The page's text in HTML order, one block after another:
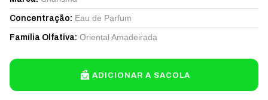
Concentração: Eau de Parfum
Família Olfativa: Oriental Amadeirada
ADICIONAR A SACOLA